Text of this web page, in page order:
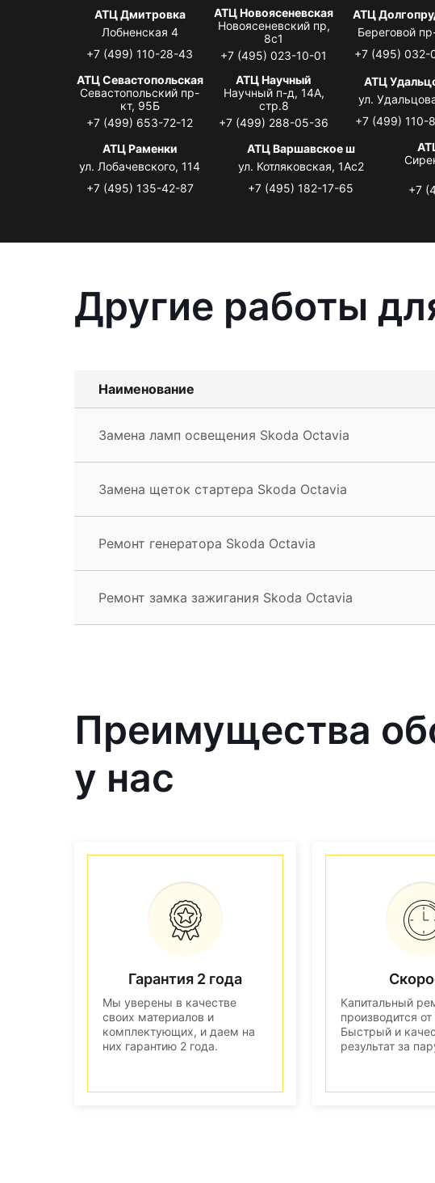
АТЦ Дмитровка
Лобненская 4
+7 (499) 110-28-43
АТЦ Новоясеневская
Новоясеневский пр,
8с1
+7 (495) 023-10-01
АТЦ
Береговой
+7 (495) 032-
АТЦ Севастопольская
Севастопольский пр-
кт, 95Б
+7 (499) 653-72-12
АТЦ Научный
Научный п-д, 14А,
стр.8
+7 (499) 288-05-36
АТЦ
ул.
+7 (499) 110-
АТЦ Раменки
ул. Лобачевского, 114
+7 (495) 135-42-87
АТЦ Варшавское ш
ул. Котляковская, 1Ас2
+7 (495) 182-17-65
+7
Другие работы
Наименование
Замена ламп освещения Skoda Octavia
Замена щеток стартера Skoda Octavia
Ремонт генератора Skoda Octavia
Ремонт замка зажигания Skoda Octavia
Преимущества
у нас
Гарантия 2 года
Мы уверены в качестве
своих материалов и
комплектующих, и даем на
них гарантию 2 года.
Капитальный
производится
Быстрый и
результат за